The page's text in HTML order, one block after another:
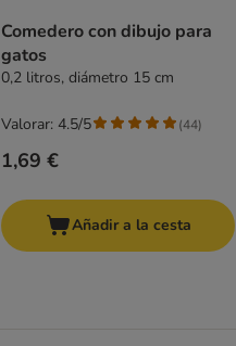
Comedero con dibujo para
gatos
0,2 litros, diámetro 15 cm
1,69 €
Valorar: 4.5/5 (44)
Añadir a la cesta